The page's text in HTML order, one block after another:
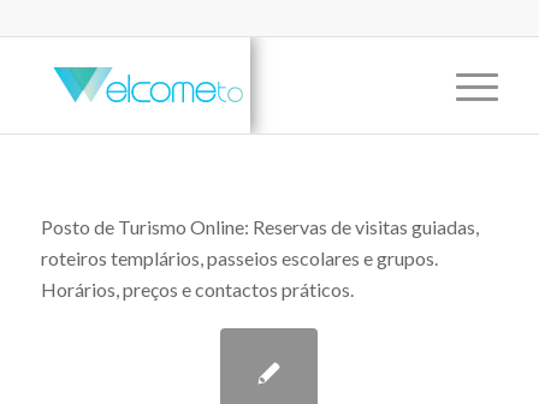
Posto de Turismo Online: Reservas de visitas guiadas,
roteiros templários, passeios escolares e grupos.
Horários, preços e contactos práticos.